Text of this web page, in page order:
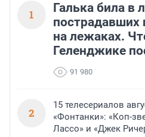
1
Галька била в
пострадавших
на лежаках.
Геленджике
91 980
2
15 телесериалов
«Фонтанки»: «Коп-
Лассо» и «Джек